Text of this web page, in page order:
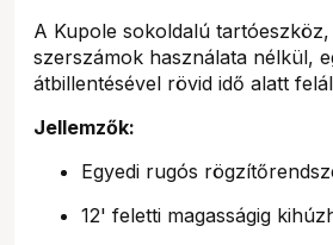
A Kupole sokoldalú
szerszámok használata nélkül,
átbillentésével rövid idő alatt
Jellemzők:
Egyedi rugós
12' feletti magasságig